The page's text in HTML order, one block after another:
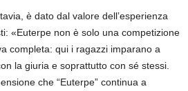
è dato dal valore dell’esperienza
«Euterpe non è solo una competizione
completa: qui i ragazzi imparano a
la giuria e soprattutto con sé stessi.
che “Euterpe” continua a